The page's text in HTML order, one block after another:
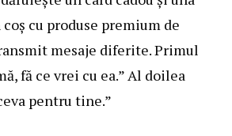
cu produse premium de
mesaje diferite. Primul
fă ce vrei cu ea.” Al doilea
pentru tine.”